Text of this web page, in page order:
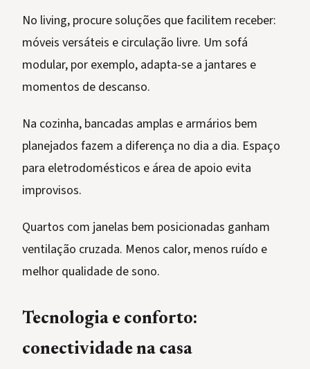
No living, procure soluções que facilitem receber:
móveis versáteis e circulação livre. Um sofá
modular, por exemplo, adapta-se a jantares e
momentos de descanso.
Na cozinha, bancadas amplas e armários bem
planejados fazem a diferença no dia a dia. Espaço
para eletrodomésticos e área de apoio evita
improvisos.
Quartos com janelas bem posicionadas ganham
ventilação cruzada. Menos calor, menos ruído e
melhor qualidade de sono.
Tecnologia e conforto:
conectividade na casa